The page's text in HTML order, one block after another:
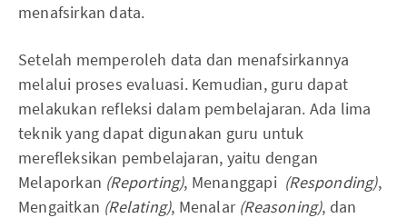
menafsirkan data.
Setelah memperoleh data dan menafsirkannya
melalui proses evaluasi. Kemudian, guru dapat
melakukan refleksi dalam pembelajaran. Ada lima
teknik yang dapat digunakan guru untuk
merefleksikan pembelajaran, yaitu dengan
Melaporkan (Reporting), Menanggapi (Responding),
Mengaitkan (Relating), Menalar (Reasoning), dan